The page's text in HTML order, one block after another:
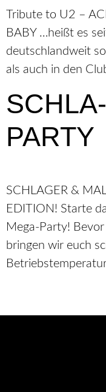
Tribute to U2 –
BABY …heißt es
deutschlandweit
als auch in den
PARTY
SCHLAGER &
EDITION! Starte
Mega-Party!
bringen wir euch